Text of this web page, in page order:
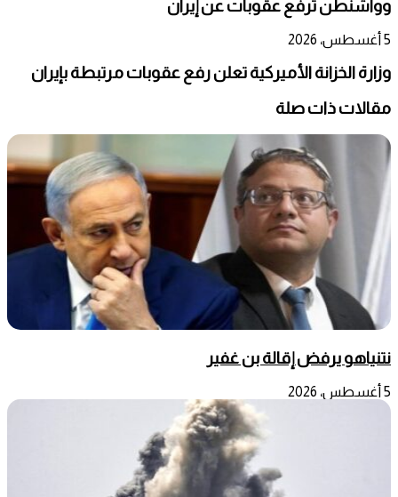
وواشنطن ترفع عقوبات عن إيران
5 أغسطس، 2026
وزارة الخزانة الأميركية تعلن رفع عقوبات مرتبطة بإيران
مقالات ذات صلة
نتنياهو يرفض إقالة بن غفير
5 أغسطس، 2026